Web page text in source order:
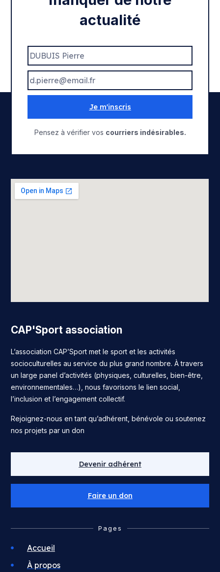
actualité
Je m'inscris
Pensez à vérifier vos courriers indésirables.
CAP'Sport association
L’association CAP’Sport met le sport et les activités
socioculturelles au service du plus grand nombre. À travers
un large panel d’activités (physiques, culturelles, bien-être,
environnementales…), nous favorisons le lien social,
l’inclusion et l’engagement collectif.
Rejoignez-nous en tant qu’adhérent, bénévole ou soutenez
nos projets par un don
Devenir adhérent
Faire un don
Pages
Accueil
À propos